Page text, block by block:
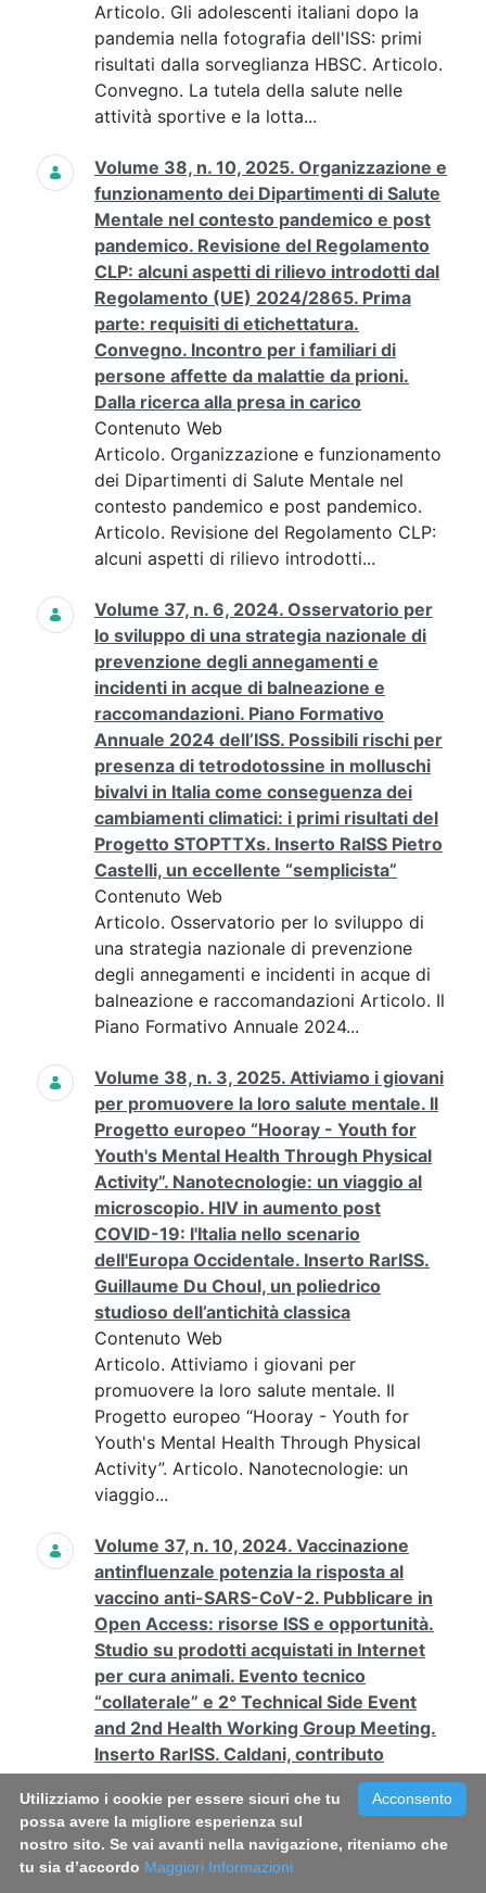
Articolo. Gli adolescenti italiani dopo la
pandemia nella fotografia dell'ISS: primi
risultati dalla sorveglianza HBSC. Articolo.
Convegno. La tutela della salute nelle
attività sportive e la lotta...
Volume 38, n. 10, 2025. Organizzazione e
funzionamento dei Dipartimenti di Salute
Mentale nel contesto pandemico e post
pandemico. Revisione del Regolamento
CLP: alcuni aspetti di rilievo introdotti dal
Regolamento (UE) 2024/2865. Prima
parte: requisiti di etichettatura.
Convegno. Incontro per i familiari di
persone affette da malattie da prioni.
Dalla ricerca alla presa in carico
Contenuto Web
Articolo. Organizzazione e funzionamento
dei Dipartimenti di Salute Mentale nel
contesto pandemico e post pandemico.
Articolo. Revisione del Regolamento CLP:
alcuni aspetti di rilievo introdotti...
Volume 37, n. 6, 2024. Osservatorio per
lo sviluppo di una strategia nazionale di
prevenzione degli annegamenti e
incidenti in acque di balneazione e
raccomandazioni. Piano Formativo
Annuale 2024 dell’ISS. Possibili rischi per
presenza di tetrodotossine in molluschi
bivalvi in Italia come conseguenza dei
cambiamenti climatici: i primi risultati del
Progetto STOPTTXs. Inserto RaISS Pietro
Castelli, un eccellente “semplicista”
Contenuto Web
Articolo. Osservatorio per lo sviluppo di
una strategia nazionale di prevenzione
degli annegamenti e incidenti in acque di
balneazione e raccomandazioni Articolo. Il
Piano Formativo Annuale 2024...
Volume 38, n. 3, 2025. Attiviamo i giovani
per promuovere la loro salute mentale. Il
Progetto europeo “Hooray - Youth for
Youth's Mental Health Through Physical
Activity”. Nanotecnologie: un viaggio al
microscopio. HIV in aumento post
COVID-19: l'Italia nello scenario
dell'Europa Occidentale. Inserto RarISS.
Guillaume Du Choul, un poliedrico
studioso dell’antichità classica
Contenuto Web
Articolo. Attiviamo i giovani per
promuovere la loro salute mentale. Il
Progetto europeo “Hooray - Youth for
Youth's Mental Health Through Physical
Activity”. Articolo. Nanotecnologie: un
viaggio...
Volume 37, n. 10, 2024. Vaccinazione
antinfluenzale potenzia la risposta al
vaccino anti-SARS-CoV-2. Pubblicare in
Open Access: risorse ISS e opportunità.
Studio su prodotti acquistati in Internet
per cura animali. Evento tecnico
“collaterale” e 2° Technical Side Event
and 2nd Health Working Group Meeting.
Inserto RarISS. Caldani, contributo
sviluppo anatomia e fisiologia moderna
Contenuto Web
2024 10 37 La vaccinazione antinfluenzale
potenzia la risposta al vaccino anti-SARS-
Acconsento
Utilizziamo i cookie per essere sicuri che tu
possa avere la migliore esperienza sul
nostro sito. Se vai avanti nella navigazione, riteniamo che
tu sia d’accordo Maggiori Informazioni